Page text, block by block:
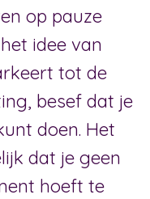
op pauze
idee van
tot de
besef dat je
doen. Het
dat je geen
hoeft te